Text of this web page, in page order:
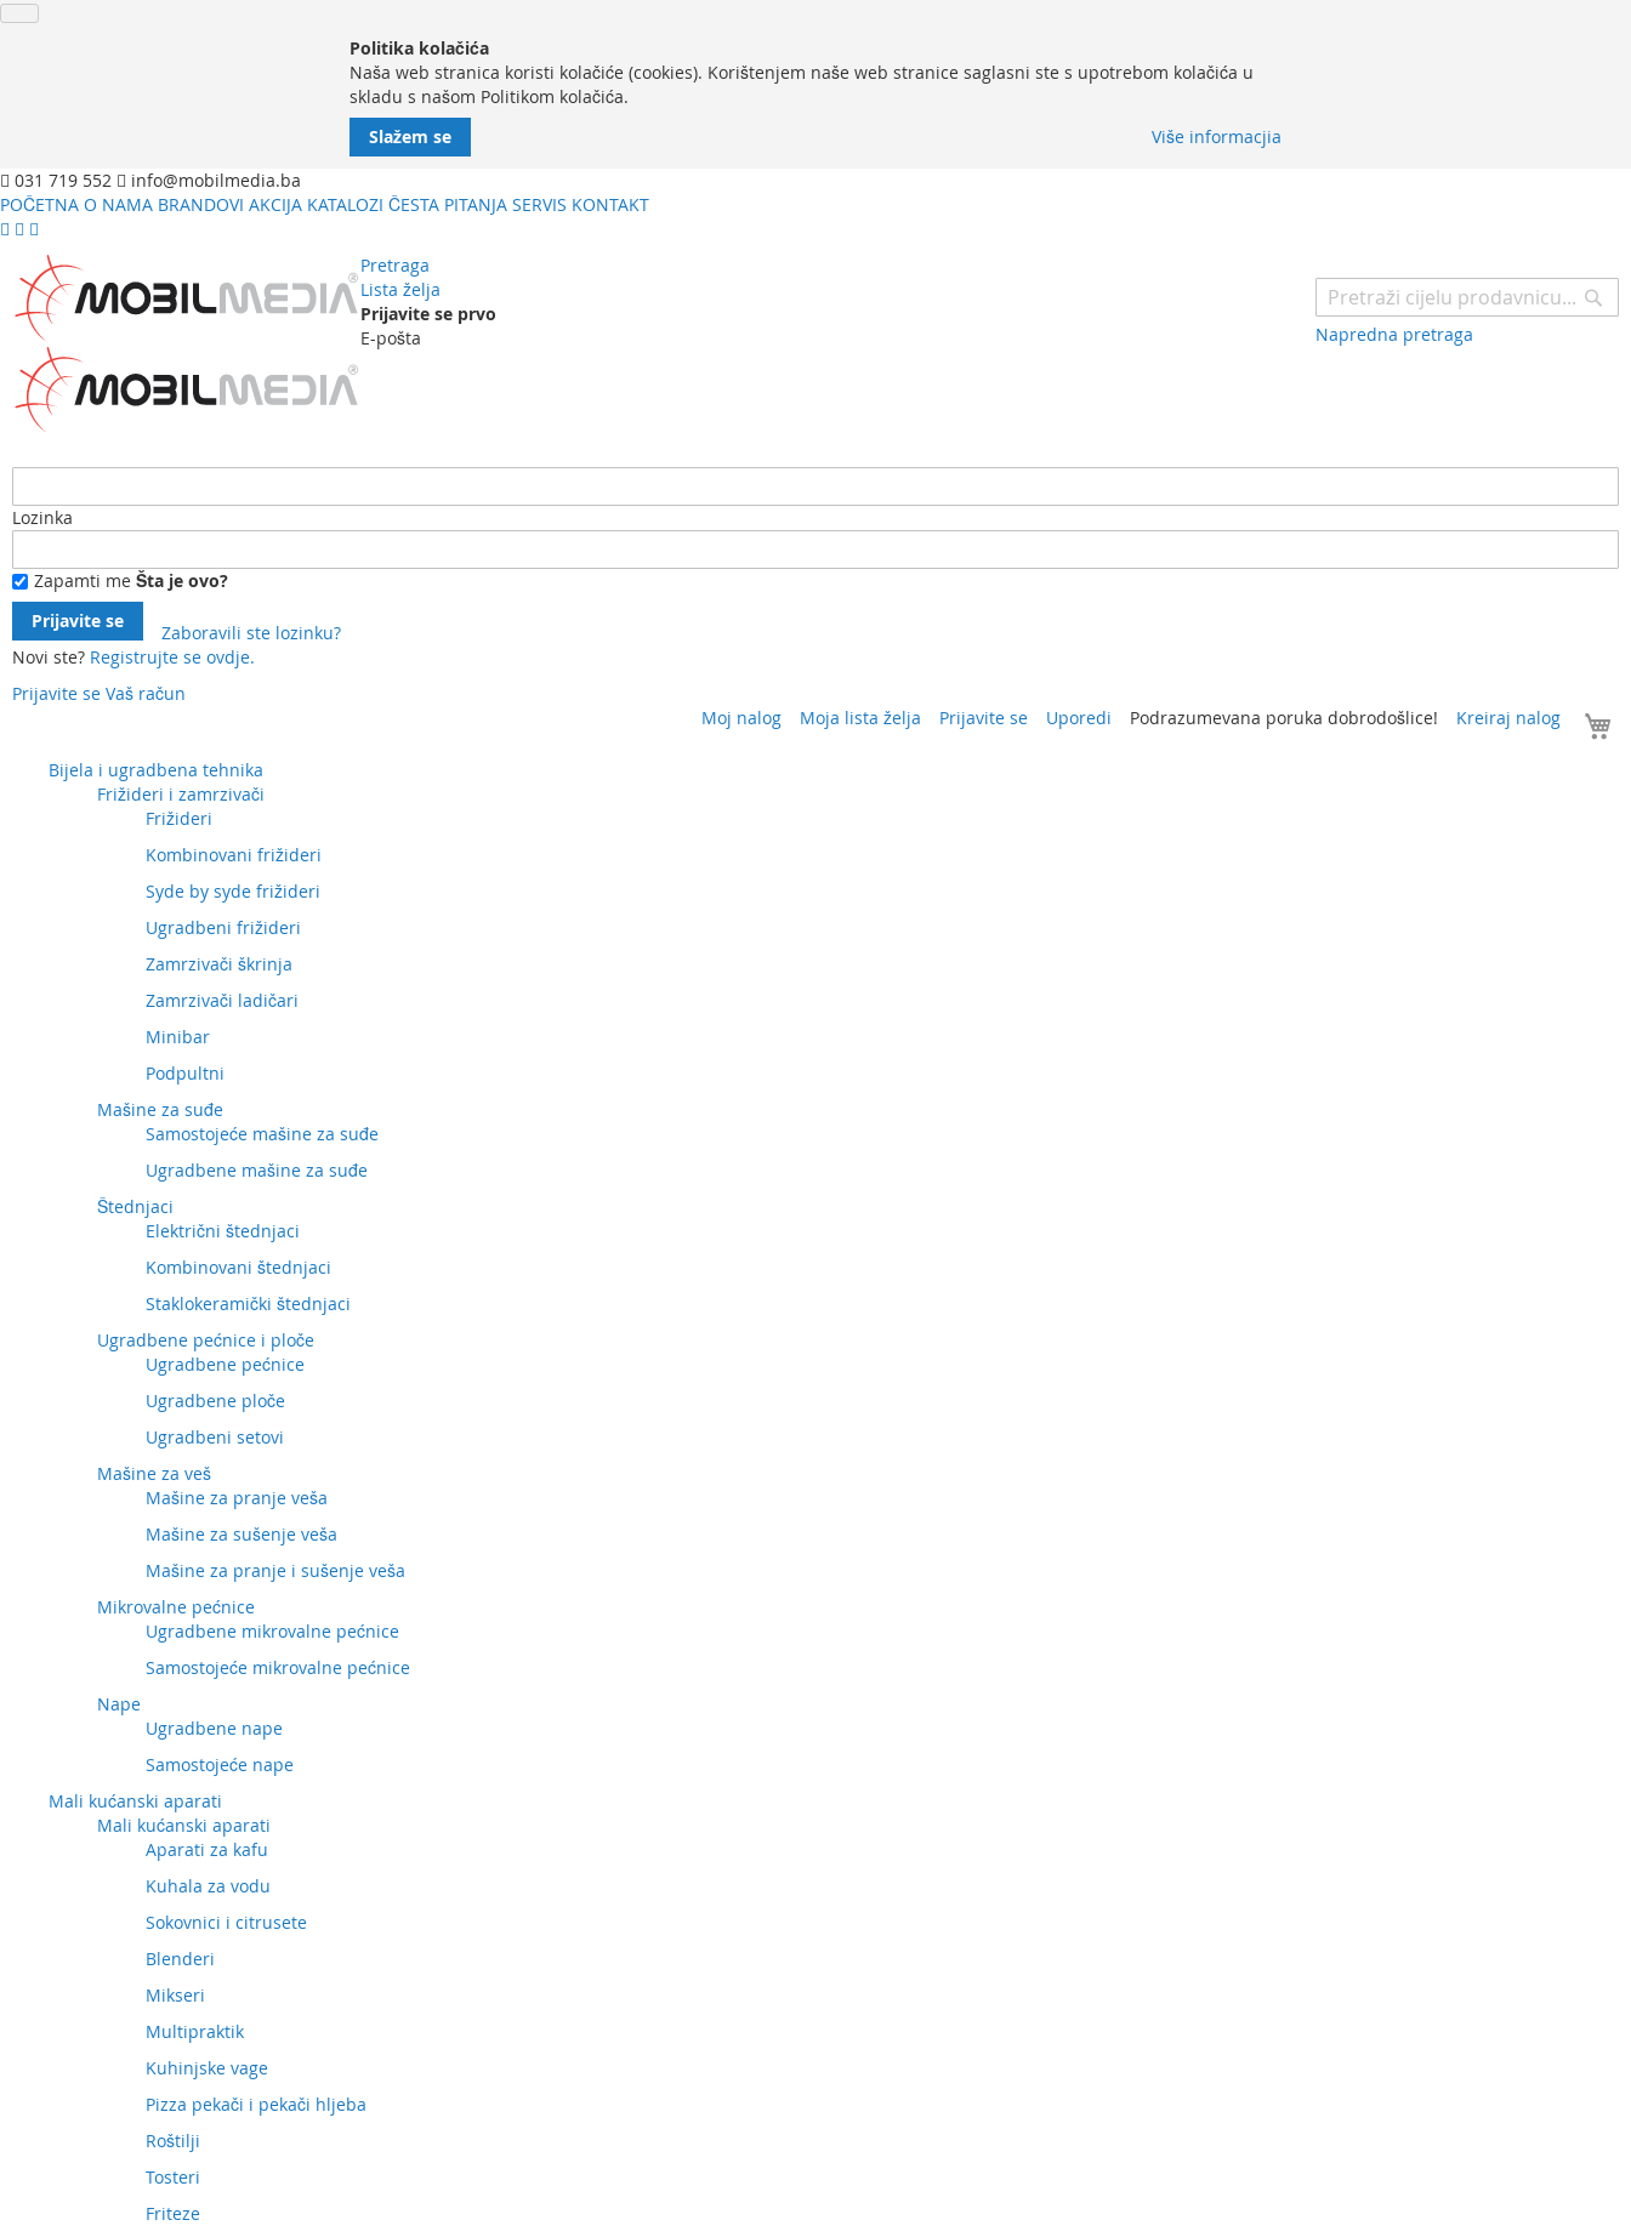
Politika kolačića
Naša web stranica koristi kolačiće (cookies). Korištenjem naše web stranice saglasni ste s upotrebom kolačića u
skladu s našom Politikom kolačića.
Više informacjia
Slažem se
031 719 552
info@mobilmedia.ba
POČETNA O NAMA BRANDOVI AKCIJA KATALOZI ČESTA PITANJA SERVIS KONTAKT
Pretraga
Napredna pretraga
Lista želja
Prijavite se prvo
E-pošta
Lozinka
Zapamti me Šta je ovo?
Prijavite se
Zaboravili ste lozinku?
Novi ste? Registrujte se ovdje.
Prijavite se Vaš račun
Moj nalog Moja lista želja Prijavite se Uporedi Podrazumevana poruka dobrodošlice! Kreiraj nalog
sadržajBijela i ugradbena tehnika
Frižideri i zamrzivači
Frižideri
Kombinovani frižideri
Syde by syde frižideri
Ugradbeni frižideri
Zamrzivači škrinja
Zamrzivači ladičari
Minibar
Podpultni
Mašine za suđe
Samostojeće mašine za suđe
Ugradbene mašine za suđe
Štednjaci
Električni štednjaci
Kombinovani štednjaci
Staklokeramički štednjaci
Ugradbene pećnice i ploče
Ugradbene pećnice
Ugradbene ploče
Ugradbeni setovi
Mašine za veš
Mašine za pranje veša
Mašine za sušenje veša
Mašine za pranje i sušenje veša
Mikrovalne pećnice
Ugradbene mikrovalne pećnice
Samostojeće mikrovalne pećnice
Nape
Ugradbene nape
Samostojeće nape
Mali kućanski aparati
Mali kućanski aparati
Aparati za kafu
Kuhala za vodu
Sokovnici i citrusete
Blenderi
Mikseri
Multipraktik
Kuhinjske vage
Pizza pekači i pekači hljeba
Roštilji
Tosteri
Friteze